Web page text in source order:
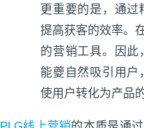
更重要的是，通过
提高获客的效率。
的营销工具。因此
能夔自然吸引用户
使用户转化为产品